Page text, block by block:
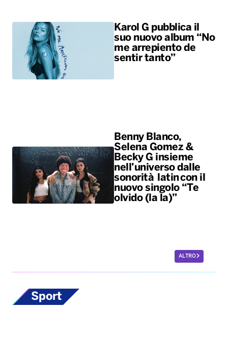
Karol G pubblica il
suo nuovo album “No
me arrepiento de
sentir tanto”
Benny Blanco,
Selena Gomez &
Becky G insieme
nell’universo dalle
sonorità latin con il
nuovo singolo “Te
olvido (la la)”
ALTRO
Sport